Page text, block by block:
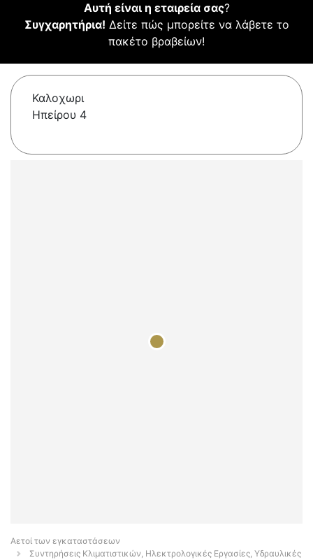
Αυτή είναι η εταιρεία σας?
Συγχαρητήρια! Δείτε πώς μπορείτε να λάβετε το
πακέτο βραβείων!
Καλοχωρι
Ηπείρου 4
Αετοί των εγκαταστάσεων
Συντηρήσεις Κλιματιστικών, Ηλεκτρολογικές Εργασίες, Υδραυλικές